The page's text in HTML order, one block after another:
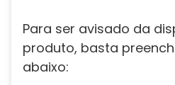
Para ser avisado da
produto, basta
abaixo: